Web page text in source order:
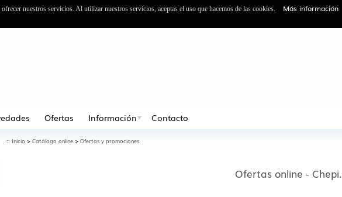
Ofertas Información Contacto
:: Inicio > Catálogo online > Ofertas y promociones
Ofertas online - Chepi.
nuestros servicios. Al utilizar nuestros servicios, aceptas el uso que hacemos de las cookies. Más información